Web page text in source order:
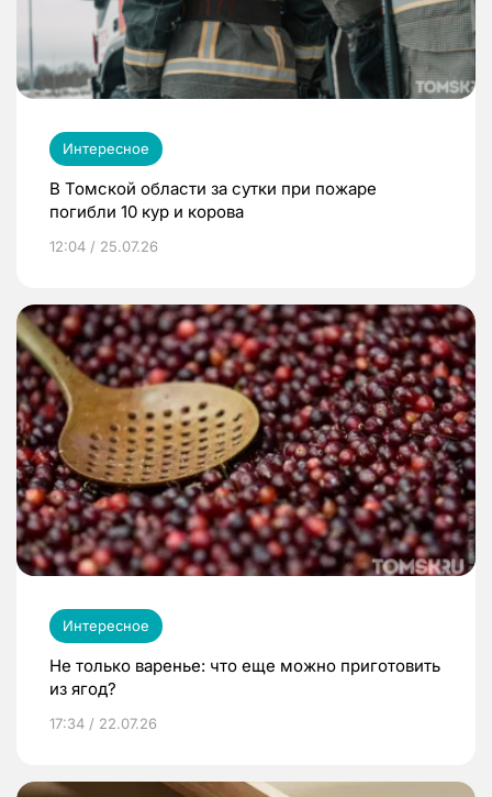
Интересное
В Томской области за сутки при пожаре
погибли 10 кур и корова
12:04 / 25.07.26
Интересное
Не только варенье: что еще можно приготовить
из ягод?
17:34 / 22.07.26